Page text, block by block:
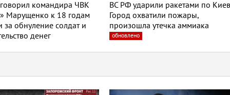
командира ЧВК
Марущенко к 18 годам
за обнуление солдат и
денег
ВС РФ ударили ракетами по
Город охватили пожары,
произошла утечка аммиака
обновлено